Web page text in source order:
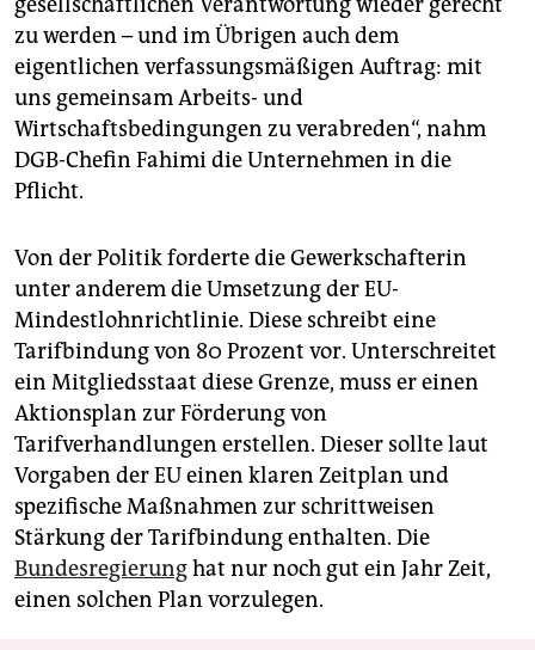
zu werden – und im Übrigen auch dem
eigentlichen verfassungsmäßigen Auftrag: mit
uns gemeinsam Arbeits- und
Wirtschaftsbedingungen zu verabreden“, nahm
DGB-Chefin Fahimi die Unternehmen in die
Pflicht.
Von der Politik forderte die Gewerkschafterin
unter anderem die Umsetzung der EU-
Mindestlohnrichtlinie. Diese schreibt eine
Tarifbindung von 80 Prozent vor. Unterschreitet
ein Mitgliedsstaat diese Grenze, muss er einen
Aktionsplan zur Förderung von
Tarifverhandlungen erstellen. Dieser sollte laut
Vorgaben der EU einen klaren Zeitplan und
spezifische Maßnahmen zur schrittweisen
Stärkung der Tarifbindung enthalten. Die
Bundesregierunghat nur noch gut ein Jahr Zeit,
einen solchen Plan vorzulegen.